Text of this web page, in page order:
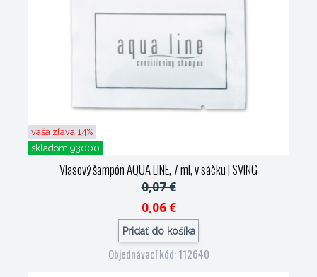
vaša zľava 14%
skladom 93000
Vlasový šampón AQUA LINE, 7 ml, v sáčku| SVING
0,07 €
0,06 €
Pridať do košíka
Objednávací kód: 112640